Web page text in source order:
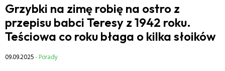
Grzybki na zimę robię na ostro z
przepisu babci Teresy z 1942 roku.
Teściowa co roku błaga o kilka słoików
09.09.2025- Porady